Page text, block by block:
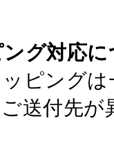
グ対応
ピング
送付先